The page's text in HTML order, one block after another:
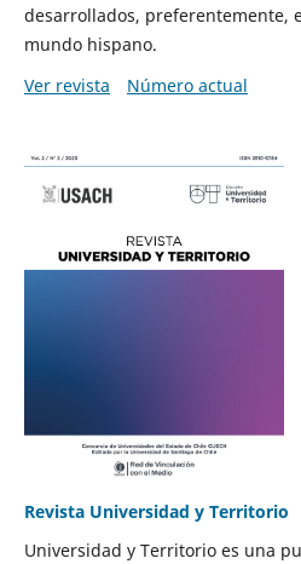
desarrollados, preferentemente,
mundo hispano.
Ver revista
Número actual
Revista Universidad y Territorio
Universidad y Territorio es una